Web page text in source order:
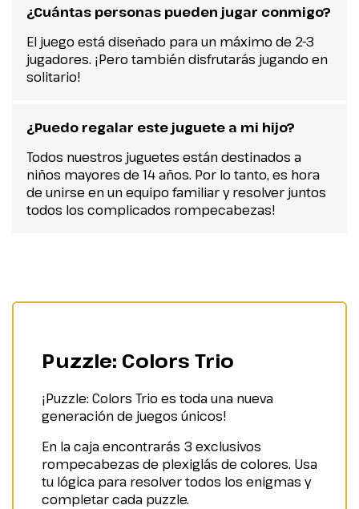
¿Cuántas personas pueden jugar conmigo?
El juego está diseñado para un máximo de 2-3
jugadores. ¡Pero también disfrutarás jugando en
solitario!
¿Puedo regalar este juguete a mi hijo?
Todos nuestros juguetes están destinados a
niños mayores de 14 años. Por lo tanto, es hora
de unirse en un equipo familiar y resolver juntos
todos los complicados rompecabezas!
Puzzle: Colors Trio
¡Puzzle: Colors Trio es toda una nueva
generación de juegos únicos!
En la caja encontrarás 3 exclusivos
rompecabezas de plexiglás de colores. Usa
tu lógica para resolver todos los enigmas y
completar cada puzzle.